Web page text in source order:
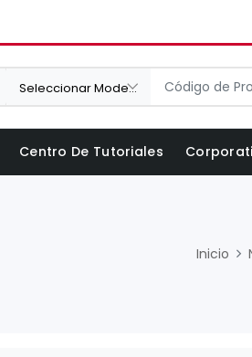
Centro De Tutoriales
Inicio